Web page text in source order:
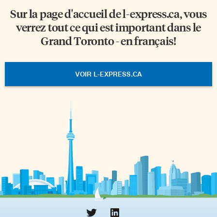
Sur la page d'accueil del-express.ca, vous
verrez tout ce qui est important dans le
Grand Toronto - en français!
VOIR L-EXPRESS.CA